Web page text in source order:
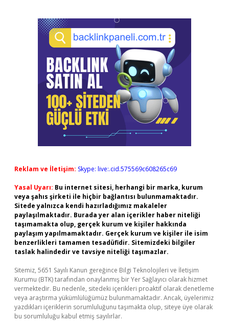
Reklam ve İletişim: Skype: live:.cid.575569c608265c69
Yasal Uyarı: Bu internet sitesi, herhangi bir marka, kurum
veya şahıs şirketi ile hiçbir bağlantısı bulunmamaktadır.
Sitede yalnızca kendi hazırladığımız makaleler
paylaşılmaktadır. Burada yer alan içerikler haber niteliği
taşımamakta olup, gerçek kurum ve kişiler hakkında
paylaşım yapılmamaktadır. Gerçek kurum ve kişiler ile isim
benzerlikleri tamamen tesadüfidir. Sitemizdeki bilgiler
taslak halindedir ve tavsiye niteliği taşımazlar.
Sitemiz, 5651 Sayılı Kanun gereğince Bilgi Teknolojileri ve İletişim
Kurumu (BTK) tarafından onaylanmış bir Yer Sağlayıcı olarak hizmet
vermektedir. Bu nedenle, sitedeki içerikleri proaktif olarak denetleme
veya araştırma yükümlülüğümüz bulunmamaktadır. Ancak, üyelerimiz
yazdıkları içeriklerin sorumluluğunu taşımakta olup, siteye üye olarak
bu sorumluluğu kabul etmiş sayılırlar.